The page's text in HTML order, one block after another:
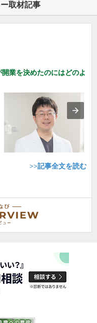
取材記事
業を決めたのにはどのよ
>>記事全文を読む